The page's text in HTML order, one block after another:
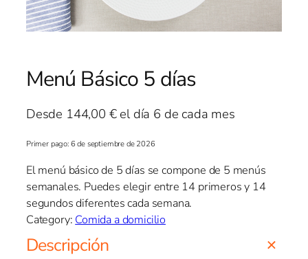
Menú Básico 5 días
Desde 144,00 € el día 6 de cada mes
Primer pago: 6 de septiembre de 2026
El menú básico de 5 días se compone de 5 menús
semanales. Puedes elegir entre 14 primeros y 14
segundos diferentes cada semana.
Category: Comida a domicilio
Descripción